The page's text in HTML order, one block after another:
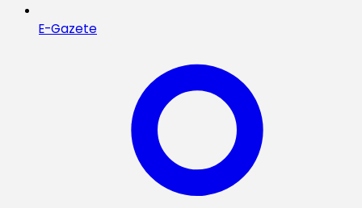
E-Gazete